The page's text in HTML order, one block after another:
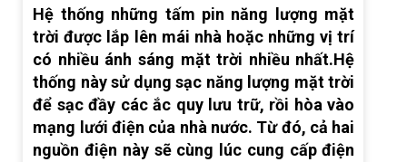
Hệ thống những tấm pin năng lượng mặt
trời được lắp lên mái nhà hoặc những vị trí
có nhiều ánh sáng mặt trời nhiều nhất.Hệ
thống này sử dụng sạc năng lượng mặt trời
để sạc đầy các ắc quy lưu trữ, rồi hòa vào
mạng lưới điện của nhà nước. Từ đó, cả hai
nguồn điện này sẽ cùng lúc cung cấp điện